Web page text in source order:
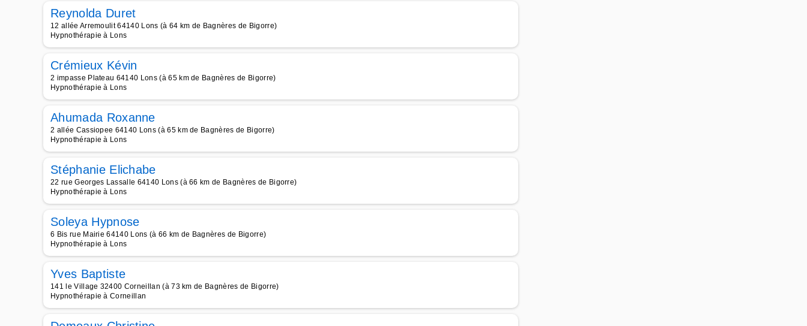
Reynolda Duret
12 allée Arremoulit 64140 Lons (à 64 km de Bagnères de Bigorre)
Hypnothérapie à Lons
Crémieux Kévin
2 impasse Plateau 64140 Lons (à 65 km de Bagnères de Bigorre)
Hypnothérapie à Lons
Ahumada Roxanne
2 allée Cassiopee 64140 Lons (à 65 km de Bagnères de Bigorre)
Hypnothérapie à Lons
Stéphanie Elichabe
22 rue Georges Lassalle 64140 Lons (à 66 km de Bagnères de Bigorre)
Hypnothérapie à Lons
Soleya Hypnose
6 Bis rue Mairie 64140 Lons (à 66 km de Bagnères de Bigorre)
Hypnothérapie à Lons
Yves Baptiste
141 le Village 32400 Corneillan (à 73 km de Bagnères de Bigorre)
Hypnothérapie à Corneillan